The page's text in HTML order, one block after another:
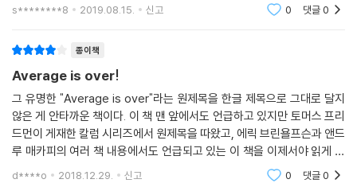
당화나 핑계라고 생각할지는 스스로에게 달려 있다. 자율적인 사람은 그
상까지 올라가는 새로운 부류가 생길 것이다. 가난한 주인공이 근면하고
성공담이 부활하겠지만, 이러한 성공 신화는 적절한 기술과 가치관을 지닌
사람, 즉 자발적으로 동기를 부여하고 노력하는 특성이 있으며 새로운 기
술을 보완할 능력이 있는 사람에게만 적용될 것이다. 인도와 중국에서 새
로운 중산층과 상류층이 증가하고 있는 현실은 이 경향을 가장 분명하게
보여준다. --- pp.336-337
s********8 2019.08.15. 신고 0 댓글0
종이책
Average is over!
그 유명한 "Average is over"라는 원제목을 한글 제목으로 그대로 달지
않은 게 안타까운 책이다. 이 책 맨 앞에서도 언급하고 있지만 토머스 프리
드먼이 게재한 칼럼 시리즈에서 원제목을 따왔고, 에릭 브린욜프슨과 앤드
루 매카피의 여러 책 내용에서도 언급되고 있는 이 책을 이제서야 읽게 되
었다. 개인적으로 이번 달 초반에 디지털 시대의 미래 일자리 전망에 대한
d****o 2018.12.29. 신고 0 댓글0